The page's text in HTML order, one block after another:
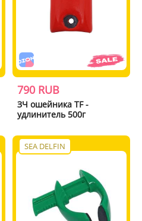
790 RUB
ЗЧ ошейника TF -
удлинитель 500г
SEA DELFIN